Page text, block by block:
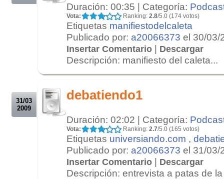
Duración: 00:35 | Categoría:
Vota: Ranking: 2.8/5.0 (174 votos)
Etiquetas manifiestodelcaleta
Publicado por: a20066373 el 30/03/
Insertar Comentario | Descargar
Descripción: manifiesto del caleta...
31/03
2009
debatiendo1
Duración: 02:02 | Categoría:
Vota: Ranking: 2.7/5.0 (165 votos)
Etiquetas universiando.com ,
Publicado por: a20066373 el 31/03/
Insertar Comentario | Descargar
Descripción: entrevista a patas de